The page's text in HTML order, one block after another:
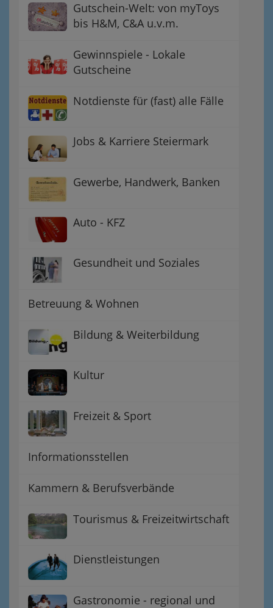
Gutschein-Welt: von myToys
bis H&M, C&A u.v.m.
Gewinnspiele - Lokale
Gutscheine
Notdienste für (fast) alle Fälle
Jobs & Karriere Steiermark
Gewerbe, Handwerk, Banken
Auto - KFZ
Gesundheit und Soziales
Betreuung & Wohnen
Bildung & Weiterbildung
Kultur
Freizeit & Sport
Informationsstellen
Kammern & Berufsverbände
Tourismus & Freizeitwirtschaft
Dienstleistungen
Gastronomie - regional und